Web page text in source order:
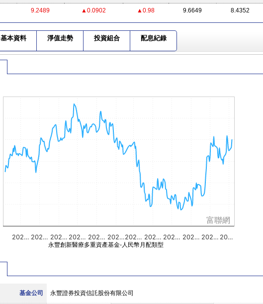
9.2489 ▲0.0902 ▲0.98 9.6649 8.4352
基本資料 淨值走勢 投資組合 配息紀錄
202… 202… 202… 202… 202… 202…202… 202… 202… 202… 202… 20…
富聯網
永豐創新醫療多重資產基金-人民幣月配類型
基金公司 永豐證券投資信託股份有限公司